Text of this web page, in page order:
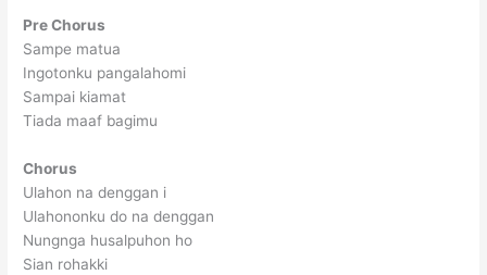
Pre Chorus
Sampe matua
Ingotonku pangalahomi
Sampai kiamat
Tiada maaf bagimu
Chorus
Ulahon na denggan i
Ulahononku do na denggan
Nungnga husalpuhon ho
Sian rohakki